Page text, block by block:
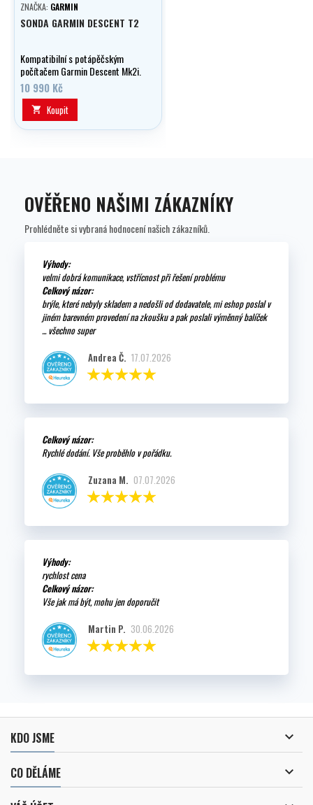
ZNAČKA: GARMIN
SONDA GARMIN DESCENT T2
Kompatibilní s potápěčským
počítačem Garmin Descent Mk2i.
10 990 Kč
 Koupit
OVĚŘENO NAŠIMI ZÁKAZNÍKY
Prohlédněte si vybraná hodnocení našich zákazníků.
Výhody:
velmi dobrá komunikace, vstřícnost při řešení problému
Celkový názor:
brýle, které nebyly skladem a nedošli od dodavatele, mi eshop poslal v
jiném barevném provedení na zkoušku a pak poslali výměnný balíček
... všechno super
Andrea Č. 17.07.2026
Celkový názor:
Rychlé dodání. Vše proběhlo v pořádku.
Zuzana M. 07.07.2026
Výhody:
rychlost cena
Celkový názor:
Vše jak má být, mohu jen doporučit
Martin P. 30.06.2026
KDO JSME 
CO DĚLÁME 